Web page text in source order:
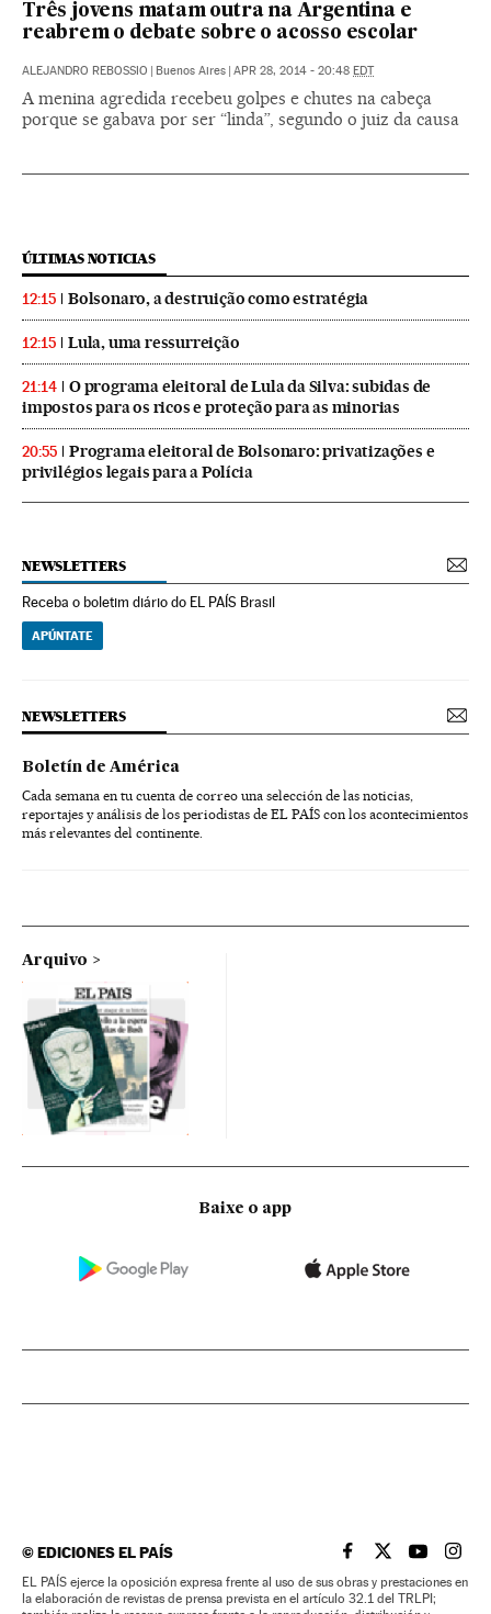
Três jovens matam outra na Argentina e
reabrem o debate sobre o acosso escolar
ALEJANDRO REBOSSIO Buenos Aires APR 28, 2014 - 20:48 EDT
A menina agredida recebeu golpes e chutes na cabeça
porque se gabava por ser “linda”, segundo o juiz da causa
ÚLTIMAS NOTICIAS
12:15 Bolsonaro, a destruição como estratégia
12:15 Lula, uma ressurreição
21:14
O programa eleitoral de Lula da Silva: subidas de
impostos para os ricos e proteção para as minorias
20:55
Programa eleitoral de Bolsonaro: privatizações e
privilégios legais para a Polícia
NEWSLETTERS
Receba o boletim diário do EL PAÍS Brasil
APÚNTATE
NEWSLETTERS
Boletín de América
Cada semana en tu cuenta de correo una selección de las noticias,
reportajes y análisis de los periodistas de EL PAÍS con los acontecimientos
más relevantes del continente.
Arquivo
Baixe o app
©EDICIONES EL PAÍS EL PAÍS BRASIL EN
EL PAÍSEL PAÍS
EL
EL PAÍS ejerce la oposición expresa frente al uso de sus obras y prestaciones en
la elaboración de revistas de prensa prevista en el artículo 32.1 del TRLPI;